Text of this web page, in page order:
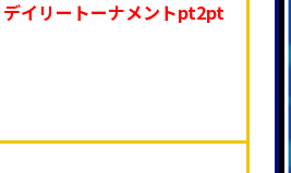
デイリートーナメントpt2pt